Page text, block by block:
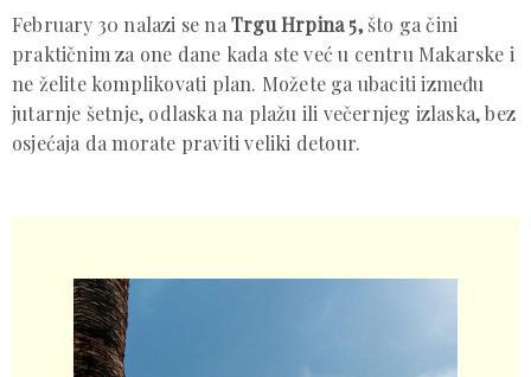
February 30 nalazi se na Trgu Hrpina 5,što ga čini
praktičnim za one dane kada ste već u centru Makarske i
ne želite komplikovati plan. Možete ga ubaciti između
jutarnje šetnje, odlaska na plažu ili večernjeg izlaska, bez
osjećaja da morate praviti veliki detour.